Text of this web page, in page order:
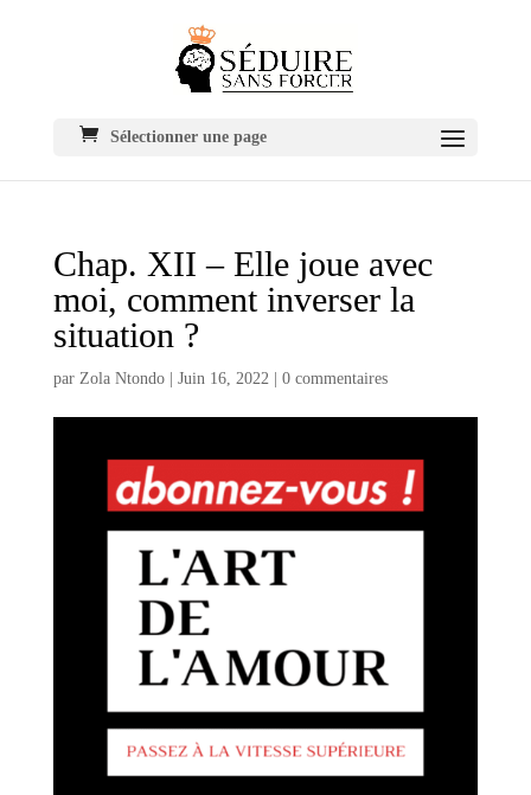
Sélectionner une page
Chap. XII – Elle joue avec
moi, comment inverser la
situation ?
par Zola Ntondo| Juin 16, 2022| 0 commentaires